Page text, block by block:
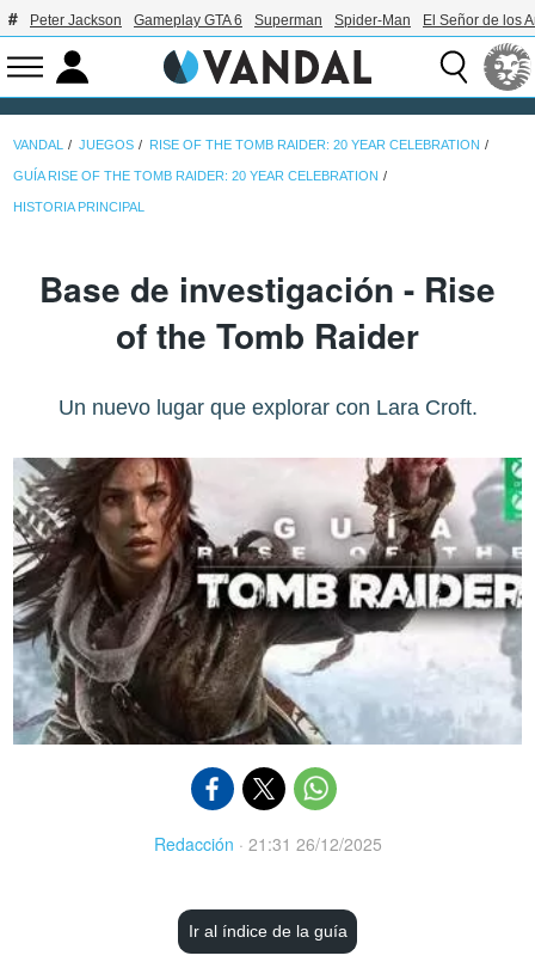
Peter Jackson Gameplay GTA 6 Superman Spider-Man El Señor de los
VANDAL JUEGOS RISE OF THE TOMB RAIDER: 20 YEAR CELEBRATION
GUÍA RISE OF THE TOMB RAIDER: 20 YEAR CELEBRATION
HISTORIA PRINCIPAL
Base de investigación - Rise
of the Tomb Raider
Un nuevo lugar que explorar con Lara Croft.
Redacción · 21:31 26/12/2025
Ir al índice de la guía